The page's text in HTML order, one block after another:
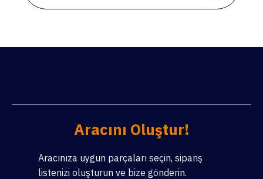
Aracını Oluştur!
Aracınıza uygun parçaları seçin, sipariş
listenizi oluşturun ve bize gönderin.